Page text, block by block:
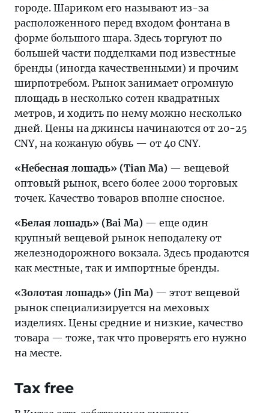
городе. Шариком его называют из-за
расположенного перед входом фонтана в
форме большого шара. Здесь торгуют по
большей части подделками под известные
бренды (иногда качественными) и прочим
ширпотребом. Рынок занимает огромную
площадь в несколько сотен квадратных
метров, и ходить по нему можно несколько
дней. Цены на джинсы начинаются от 20-25
CNY, на кожаную обувь — от 40 CNY.
«Небесная лошадь» (Tian Ma) — вещевой
оптовый рынок, всего более 2000 торговых
точек. Качество товаров вполне сносное.
«Белая лошадь» (Bai Ma) — еще один
крупный вещевой рынок неподалеку от
железнодорожного вокзала. Здесь продаются
как местные, так и импортные бренды.
«Золотая лошадь» (Jin Ma) — этот вещевой
рынок специализируется на меховых
изделиях. Цены средние и низкие, качество
товара — тоже, так что проверять его нужно
на месте.
Tax free